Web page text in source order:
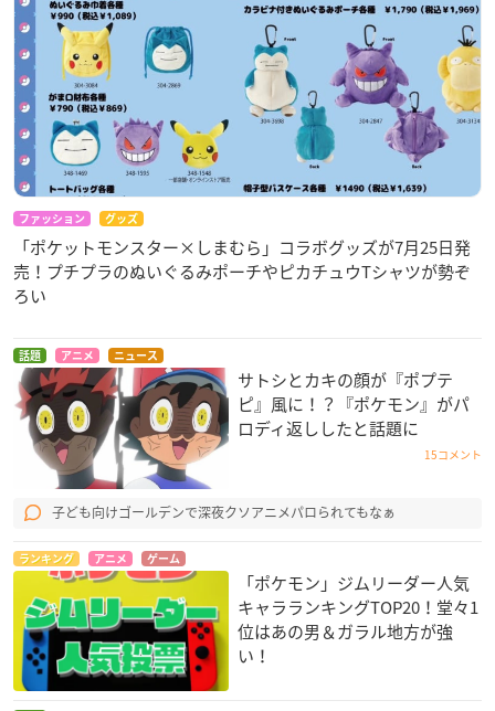
ファッション グッズ
「ポケットモンスター×しまむら」コラボグッズが7月25日発
売！プチプラのぬいぐるみポーチやピカチュウTシャツが勢ぞ
ろい
話題 アニメ ニュース
サトシとカキの顔が『ポプテ
ピ』風に！？『ポケモン』がパ
ロディ返ししたと話題に
15コメント
子ども向けゴールデンで深夜クソアニメパロられてもなぁ
ランキング アニメ ゲーム
「ポケモン」ジムリーダー人気
キャラランキングTOP20！堂々1
位はあの男＆ガラル地方が強
い！